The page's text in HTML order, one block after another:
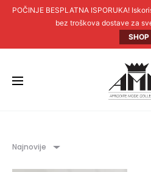
POČINJE BESPLATNA ISPORUKA!
bez troškova dostave za
SHOP
Najnovije